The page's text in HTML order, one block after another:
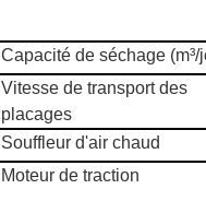
Capacité de séchage (m³/
Vitesse de transport des
placages
Souffleur d'air chaud
Moteur de traction